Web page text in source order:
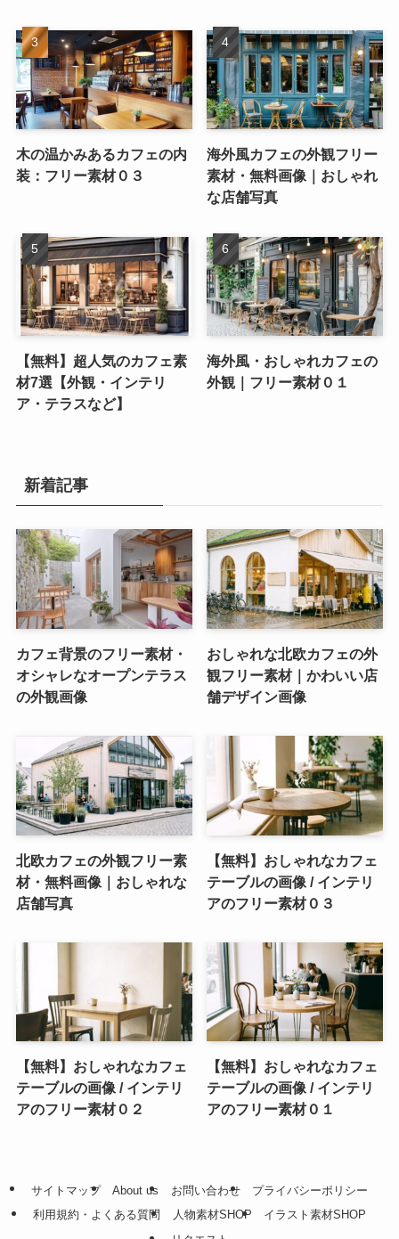
木の温かみあるカフェの内
装：フリー素材０３
海外風カフェの外観フリー
素材・無料画像｜おしゃれ
な店舗写真
【無料】超人気のカフェ素
材7選【外観・インテリ
ア・テラスなど】
海外風・おしゃれカフェの
外観｜フリー素材０１
新着記事
カフェ背景のフリー素材・
オシャレなオープンテラス
の外観画像
おしゃれな北欧カフェの外
観フリー素材｜かわいい店
舗デザイン画像
北欧カフェの外観フリー素
材・無料画像｜おしゃれな
店舗写真
【無料】おしゃれなカフェ
テーブルの画像 / インテリ
アのフリー素材０３
【無料】おしゃれなカフェ
テーブルの画像 / インテリ
アのフリー素材０２
【無料】おしゃれなカフェ
テーブルの画像 / インテリ
アのフリー素材０１
サイトマップ About us お問い合わせ
プライバシーポリシー
利用規約・よくある質問
人物素材SHOP
イラスト素材SHOP